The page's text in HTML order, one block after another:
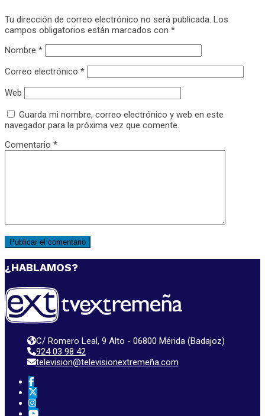
Tu dirección de correo electrónico no será publicada. Los
campos obligatorios están marcados con *
Nombre *
Correo electrónico *
Web
Guarda mi nombre, correo electrónico y web en este
navegador para la próxima vez que comente.
Comentario *
¿HABLAMOS?
C/ Romero Leal, 9 Alto - 06800 Mérida (Badajoz)
924 03 98 42
television@televisionextremeña.com